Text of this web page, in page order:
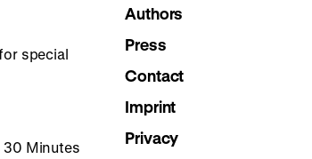
special
30 Minutes
Authors
Press
Contact
Imprint
Privacy